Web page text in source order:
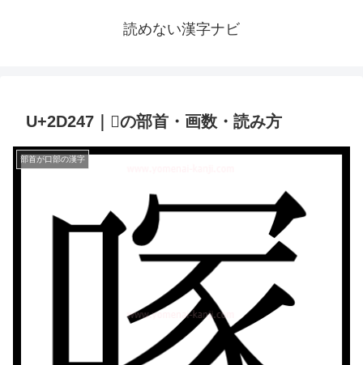
読めない漢字ナビ
U+2D247｜𭉇の部首・画数・読み方
部首が口部の漢字